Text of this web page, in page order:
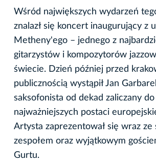
Wśród największych wydarzeń
znalazł się koncert inaugurujący z
Metheny'ego – jednego z
gitarzystów i kompozytorów
świecie. Dzień później przed
publicznością wystąpił Jan
saksofonista od dekad zaliczany do
najważniejszych postaci
Artysta zaprezentował się wraz ze
zespołem oraz wyjątkowym
Gurtu.